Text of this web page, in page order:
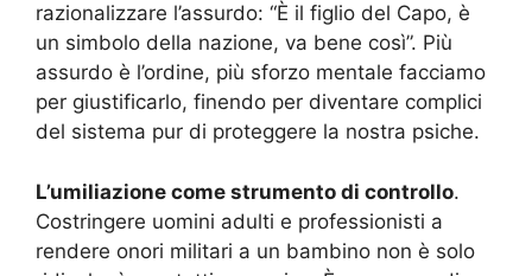
razionalizzare l’assurdo: “È il figlio del Capo, è
un simbolo della nazione, va bene così”. Più
assurdo è l’ordine, più sforzo mentale facciamo
per giustificarlo, finendo per diventare complici
del sistema pur di proteggere la nostra psiche.
L’umiliazione come strumento di controllo.
Costringere uomini adulti e professionisti a
rendere onori militari a un bambino non è solo